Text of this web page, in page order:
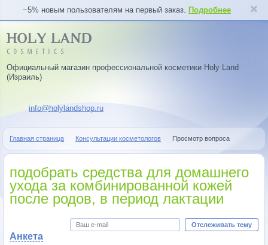
−5% новым пользователям на первый заказ. Подробнее
Официальный магазин профессиональной косметики Holy Land
(Израиль)
info@holylandshop.ru
Главная страница Консультации косметологов Просмотр вопроса
подобрать средства для домашнего
ухода за комбинированной кожей
после родов, в период лактации
Отслеживать тему
Анкета